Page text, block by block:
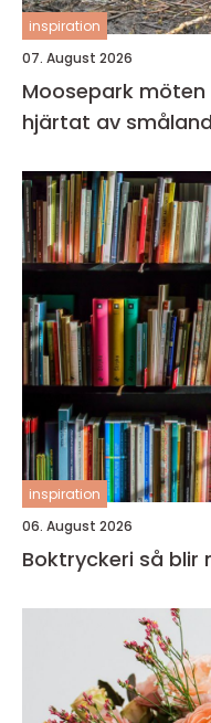
inspiration
07. August 2026
Moosepark möten med skogens konung i
hjärtat av småland
inspiration
06. August 2026